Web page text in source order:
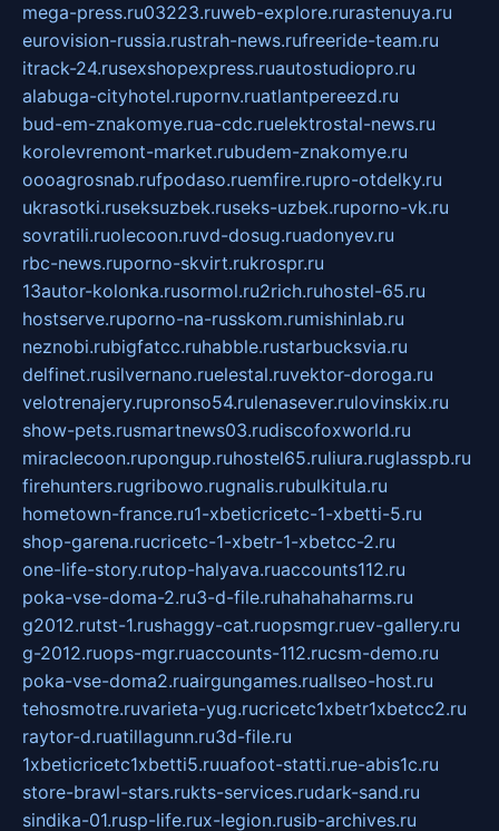
mega-press.ru03223.ruweb-explore.rurastenuya.ru
eurovision-russia.rustrah-news.rufreeride-team.ru
itrack-24.rusexshopexpress.ruautostudiopro.ru
alabuga-cityhotel.rupornv.ruatlantpereezd.ru
bud-em-znakomye.rua-cdc.ruelektrostal-news.ru
korolevremont-market.rubudem-znakomye.ru
oooagrosnab.rufpodaso.ruemfire.rupro-otdelky.ru
ukrasotki.ruseksuzbek.ruseks-uzbek.ruporno-vk.ru
sovratili.ruolecoon.ruvd-dosug.ruadonyev.ru
rbc-news.ruporno-skvirt.rukrospr.ru
13autor-kolonka.rusormol.ru2rich.ruhostel-65.ru
hostserve.ruporno-na-russkom.rumishinlab.ru
neznobi.rubigfatcc.ruhabble.rustarbucksvia.ru
delfinet.rusilvernano.ruelestal.ruvektor-doroga.ru
velotrenajery.rupronso54.rulenasever.rulovinskix.ru
show-pets.rusmartnews03.rudiscofoxworld.ru
miraclecoon.rupongup.ruhostel65.ruliura.ruglasspb.ru
firehunters.rugribowo.rugnalis.rubulkitula.ru
hometown-france.ru1-xbeticricetc-1-xbetti-5.ru
shop-garena.rucricetc-1-xbetr-1-xbetcc-2.ru
one-life-story.rutop-halyava.ruaccounts112.ru
poka-vse-doma-2.ru3-d-file.ruhahahaharms.ru
g2012.rutst-1.rushaggy-cat.ruopsmgr.ruev-gallery.ru
g-2012.ruops-mgr.ruaccounts-112.rucsm-demo.ru
poka-vse-doma2.ruairgungames.ruallseo-host.ru
tehosmotre.ruvarieta-yug.rucricetc1xbetr1xbetcc2.ru
raytor-d.ruatillagunn.ru3d-file.ru
1xbeticricetc1xbetti5.ruuafoot-statti.rue-abis1c.ru
store-brawl-stars.rukts-services.rudark-sand.ru
sindika-01.rusp-life.rux-legion.rusib-archives.ru